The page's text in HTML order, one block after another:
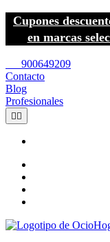
Cupones
en marcas
900649209
Contacto
Blog
Profesionales
 